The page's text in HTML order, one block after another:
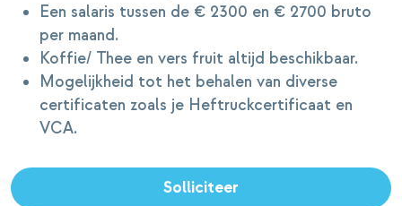
Een salaris tussen de € 2300 en € 2700 bruto
per maand.
Koffie/ Thee en vers fruit altijd beschikbaar.
Mogelijkheid tot het behalen van diverse
certificaten zoals je Heftruckcertificaat en
VCA.
Solliciteer